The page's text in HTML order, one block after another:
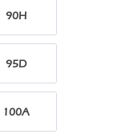
90H
95D
100A